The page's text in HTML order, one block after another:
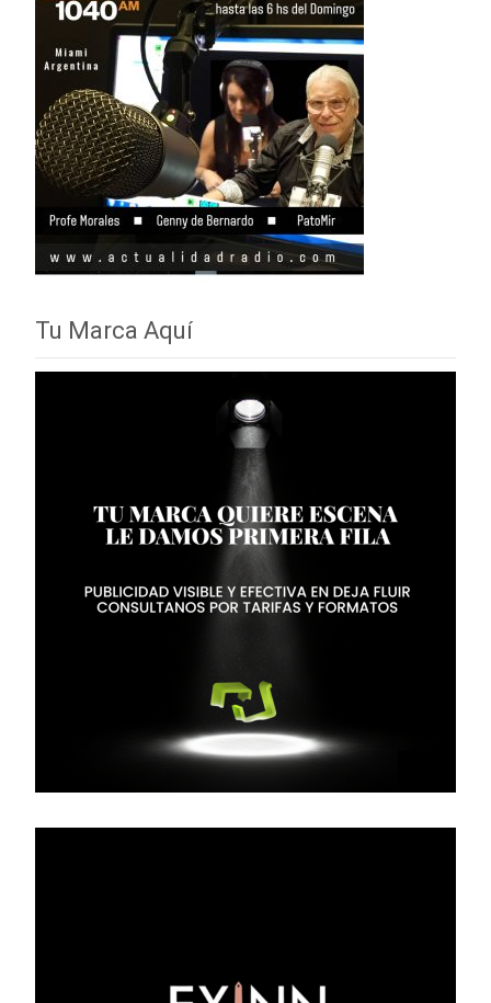
Tu Marca Aquí